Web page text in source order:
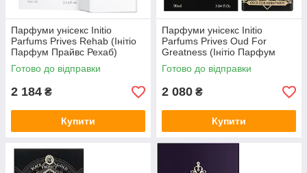
Парфуми унісекс Initio
Parfums Prives Rehab (Інітіо
Парфум Прайвс Рехаб)
Парфумована вода 90 ml/мл
Готово до відправки
2 184 ₴
Купити
Парфуми унісекс Initio
Parfums Prives Oud For
Greatness (Інітіо Парфум
Прайвс Уд Фо Грейтнес) 90
ml/мл
Готово до відправки
2 080 ₴
Купити